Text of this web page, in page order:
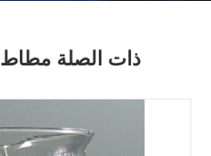
ذات الصلة مطاط